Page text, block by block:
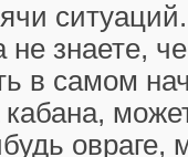
не знаете,
в самом
кабана,
овраге,